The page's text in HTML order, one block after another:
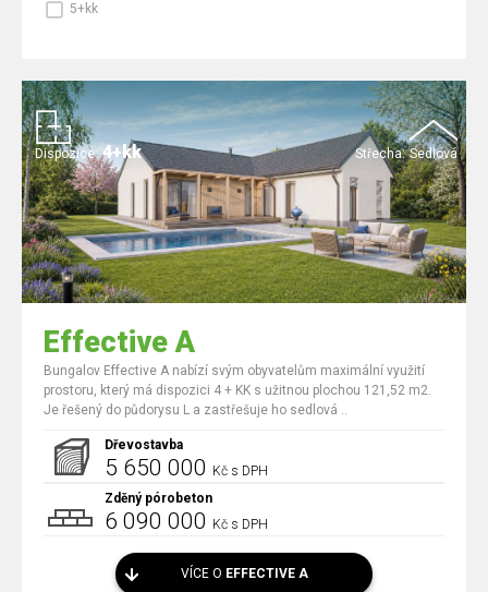
5+kk
Střecha: Sedlová
Dispozice: 4+kk
Effective A
Bungalov Effective A nabízí svým obyvatelům maximální využití
prostoru, který má dispozici 4 + KK s užitnou plochou 121,52 m2.
Je řešený do půdorysu L a zastřešuje ho sedlová ..
Dřevostavba
5 650 000 Kč s DPH
Zděný pórobeton
6 090 000 Kč s DPH
VÍCE O EFFECTIVE A